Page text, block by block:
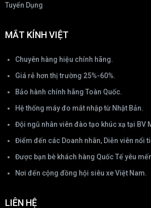
Tuyển Dụng
MẮT KÍNH VIỆT
Chuyên hàng hiệu chính hãng.
Giá rẻ hơn thị trường 25%-60%.
Bảo hành chính hãng Toàn Quốc.
Hệ thống máy đo mắt nhập từ Nhật Bản.
Đội ngũ nhân viên đào tạo khúc xạ tại BV
Điểm đến các Doanh nhân, Diễn viên nổi
Được bạn bè khách hàng Quốc Tế yêu
Nơi đến cộng đồng hội siêu xe Việt Nam.
LIÊN HỆ